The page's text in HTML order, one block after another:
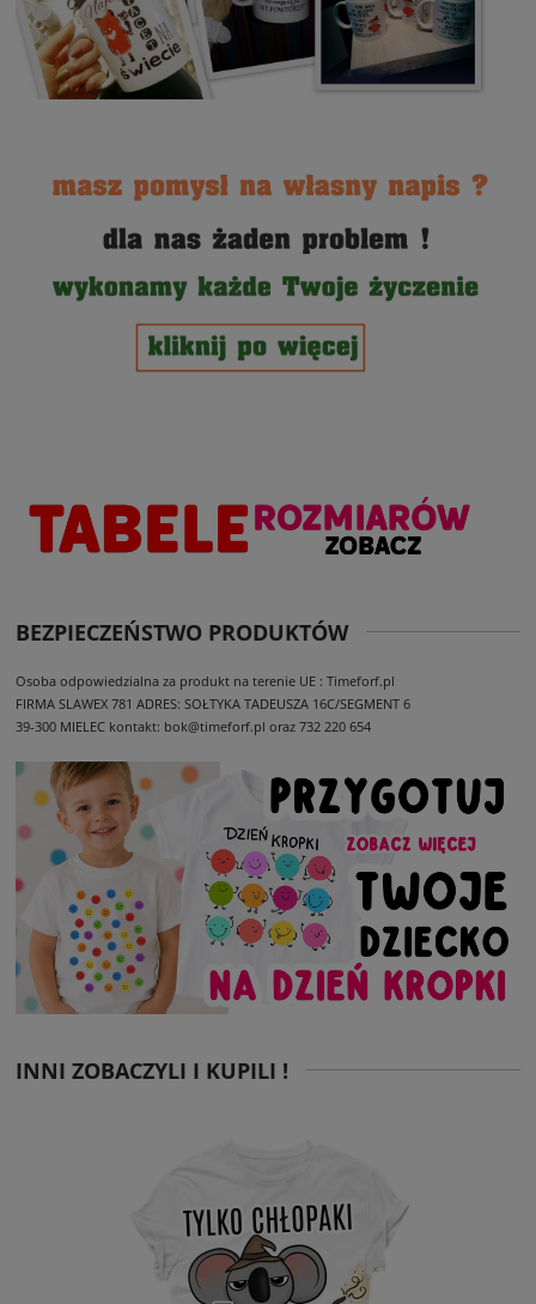
BEZPIECZEŃSTWO PRODUKTÓW
Osoba odpowiedzialna za produkt na terenie UE : Timeforf.pl
FIRMA SLAWEX 781 ADRES: SOŁTYKA TADEUSZA 16C/SEGMENT 6
39-300 MIELEC kontakt: bok@timeforf.pl oraz 732 220 654
INNI ZOBACZYLI I KUPILI !